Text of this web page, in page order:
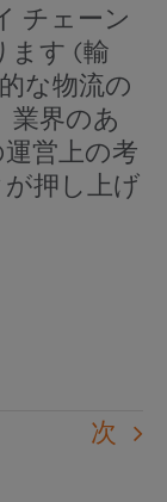
チェーン
ます (輸
な物流の
業界のあ
営上の考
押し上げ
次